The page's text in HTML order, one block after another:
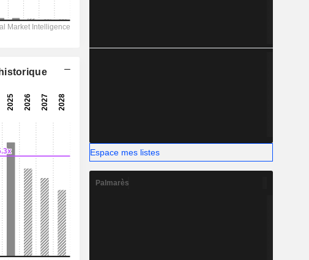
24 395
23 265 25 566
Espace mes listes
Palmarès